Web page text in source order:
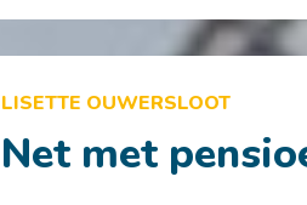
LISETTE OUWERSLOOT
Net met